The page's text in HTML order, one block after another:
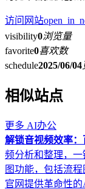
访问网站
visibility0浏览量
favorite0喜欢数
schedule2025/06/04
相似站点
更多 AI办公
解锁音视频效率
频分析和整理，一
图功能，包括流
官网提供革命性